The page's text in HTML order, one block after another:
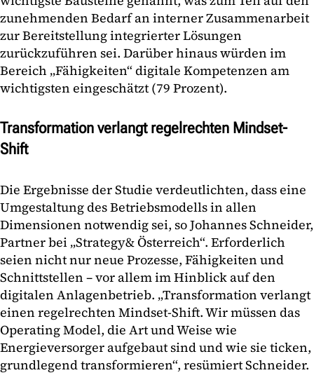
zunehmenden Bedarf an interner Zusammenarbeit
zur Bereitstellung integrierter Lösungen
zurückzuführen sei. Darüber hinaus würden im
Bereich „Fähigkeiten“ digitale Kompetenzen am
wichtigsten eingeschätzt (79 Prozent).
Transformation verlangt regelrechten Mindset-
Shift
Die Ergebnisse der Studie verdeutlichten, dass eine
Umgestaltung des Betriebsmodells in allen
Dimensionen notwendig sei, so Johannes Schneider,
Partner bei „Strategy& Österreich“. Erforderlich
seien nicht nur neue Prozesse, Fähigkeiten und
Schnittstellen – vor allem im Hinblick auf den
digitalen Anlagenbetrieb. „Transformation verlangt
einen regelrechten Mindset-Shift. Wir müssen das
Operating Model, die Art und Weise wie
Energieversorger aufgebaut sind und wie sie ticken,
grundlegend transformieren“, resümiert Schneider.